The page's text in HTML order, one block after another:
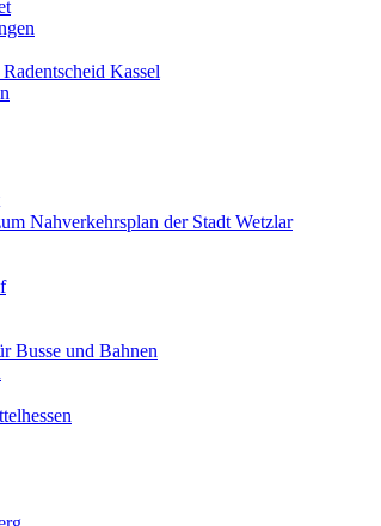
Kassel
Nahverkehrsplan der Stadt Wetzlar
Busse und Bahnen